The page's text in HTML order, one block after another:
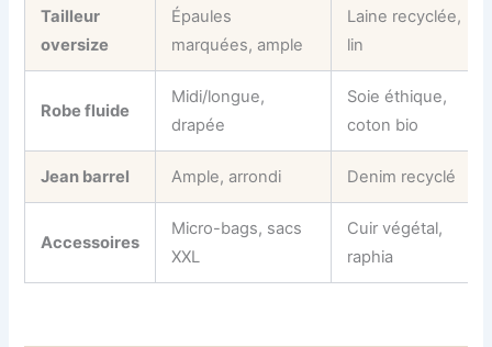
Tailleur
oversize
Épaules
marquées, ample
Laine recyclée,
lin
Robe fluide
Midi/longue,
drapée
Soie éthique,
coton bio
Jean barrel Ample, arrondi Denim recyclé
Accessoires
Micro-bags, sacs
XXL
Cuir végétal,
raphia